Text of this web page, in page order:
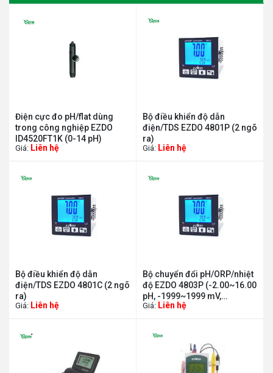
Điện cực đo pH/flat dùng
trong công nghiệp EZDO
ID4520FT1K (0-14 pH)
Giá: Liên hệ
Bộ điều khiển độ dẫn
điện/TDS EZDO 4801P (2 ngõ
ra)
Giá: Liên hệ
Bộ điều khiển độ dẫn
điện/TDS EZDO 4801C (2 ngõ
ra)
Giá: Liên hệ
Bộ chuyển đổi pH/ORP/nhiệt
độ EZDO 4803P (-2.00~16.00
pH, -1999~1999 mV,
0~110°C)
Giá: Liên hệ